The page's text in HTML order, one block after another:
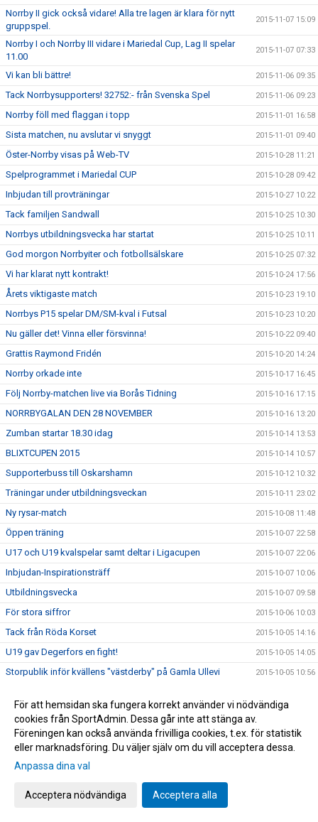
Norrby II gick också vidare! Alla tre lagen är klara för nytt
gruppspel.
2015-11-07 15:09
Norrby I och Norrby III vidare i Mariedal Cup, Lag II spelar
11.00
2015-11-07 07:33
Vi kan bli bättre! 2015-11-06 09:35
Tack Norrbysupporters! 32752:- från Svenska Spel 2015-11-06 09:23
Norrby föll med flaggan i topp 2015-11-01 16:58
Sista matchen, nu avslutar vi snyggt 2015-11-01 09:40
Öster-Norrby visas på Web-TV 2015-10-28 11:21
Spelprogrammet i Mariedal CUP 2015-10-28 09:42
Inbjudan till provträningar 2015-10-27 10:22
Tack familjen Sandwall 2015-10-25 10:30
Norrbys utbildningsvecka har startat 2015-10-25 10:11
God morgon Norrbyiter och fotbollsälskare 2015-10-25 07:32
Vi har klarat nytt kontrakt! 2015-10-24 17:56
Årets viktigaste match 2015-10-23 19:10
Norrbys P15 spelar DM/SM-kval i Futsal 2015-10-23 10:20
Nu gäller det! Vinna eller försvinna! 2015-10-22 09:40
Grattis Raymond Fridén 2015-10-20 14:24
Norrby orkade inte 2015-10-17 16:45
Följ Norrby-matchen live via Borås Tidning 2015-10-16 17:15
NORRBYGALAN DEN 28 NOVEMBER 2015-10-16 13:20
Zumban startar 18.30 idag 2015-10-14 13:53
BLIXTCUPEN 2015 2015-10-14 10:57
Supporterbuss till Oskarshamn 2015-10-12 10:32
Träningar under utbildningsveckan 2015-10-11 23:02
Ny rysar-match 2015-10-08 11:48
Öppen träning 2015-10-07 22:58
U17 och U19 kvalspelar samt deltar i Ligacupen 2015-10-07 22:06
Inbjudan-Inspirationsträff 2015-10-07 10:06
Utbildningsvecka 2015-10-07 09:58
För stora siffror 2015-10-06 10:03
Tack från Röda Korset 2015-10-05 14:16
U19 gav Degerfors en fight! 2015-10-05 14:05
Storpublik inför kvällens "västderby" på Gamla Ullevi 2015-10-05 10:56
Idag spelar vi om pokalerna 2015-10-04 06:53
Information inför Borås Arena Ungdomscup 2015-09-30 14:13
Spelschema till Borås Arena Cup 2015-09-30 13:03
Karta över Borås Arena inför cupen
Bilder från Norrby - Eskilsminne
För att hemsidan ska fungera korrekt använder vi nödvändiga
cookies från SportAdmin. Dessa går inte att stänga av.
Föreningen kan också använda frivilliga cookies, t.ex. för statistik
eller marknadsföring. Du väljer själv om du vill acceptera dessa.
Anpassa dina val
Acceptera nödvändiga Acceptera alla